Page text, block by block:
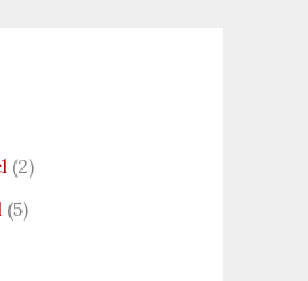
(2)
(5)